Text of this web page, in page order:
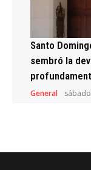
Santo
sembró la
General